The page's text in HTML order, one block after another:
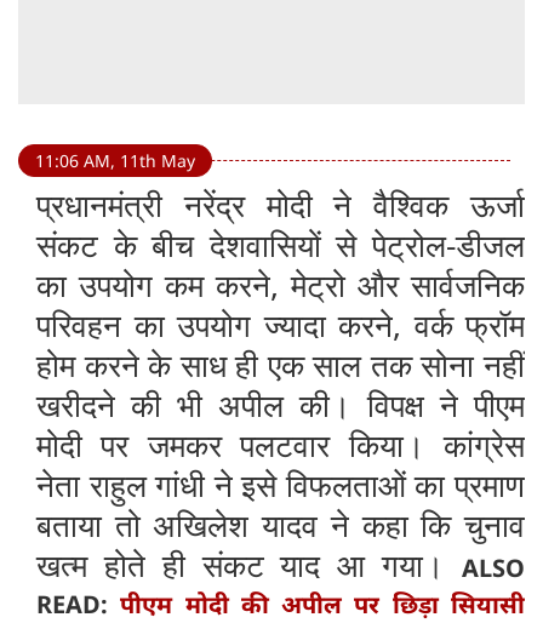
11:06 AM, 11th May
प्रधानमंत्री नरेंद्र मोदी ने वैश्विक ऊर्जा
संकट के बीच देशवासियों से पेट्रोल-डीजल
का उपयोग कम करने, मेट्रो और सार्वजनिक
परिवहन का उपयोग ज्यादा करने, वर्क फ्रॉम
होम करने के साध ही एक साल तक सोना नहीं
खरीदने की भी अपील की। विपक्ष ने पीएम
मोदी पर जमकर पलटवार किया। कांग्रेस
नेता राहुल गांधी ने इसे विफलताओं का प्रमाण
बताया तो अखिलेश यादव ने कहा कि चुनाव
खत्म होते ही संकट याद आ गया।
ALSO
READ:पीएम मोदी की अपील पर छिड़ा सियासी